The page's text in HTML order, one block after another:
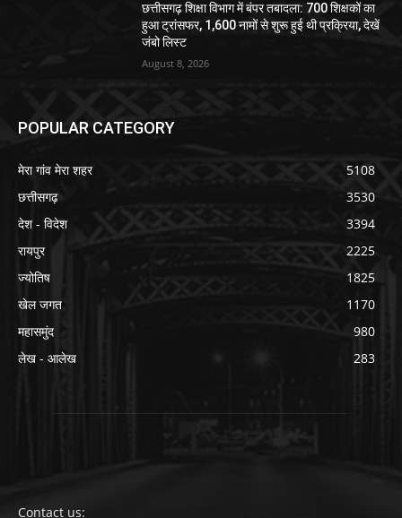
छत्तीसगढ़ शिक्षा विभाग में बंपर तबादला: 700 शिक्षकों का
हुआ ट्रांसफर, 1,600 नामों से शुरू हुई थी प्रक्रिया, देखें
जंबो लिस्ट
August 8, 2026
POPULAR CATEGORY
मेरा गांव मेरा शहर
5108
छत्तीसगढ़
3530
देश - विदेश
3394
रायपुर
2225
ज्योतिष
1825
खेल जगत
1170
महासमुंद
980
लेख - आलेख
283
Contact us: